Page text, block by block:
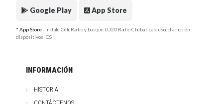
Google Play App Store
* App Store- Instale CeluRadio y busque LU20 Radio Chubut para escucharnos en
dispositivos iOS
INFORMACIÓN
HISTORIA